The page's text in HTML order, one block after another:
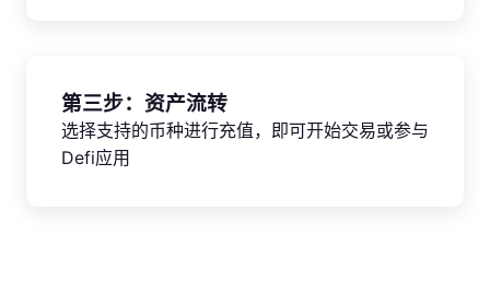
第三步：资产流转
选择支持的币种进行充值，即可开始交易或参与
Defi应用